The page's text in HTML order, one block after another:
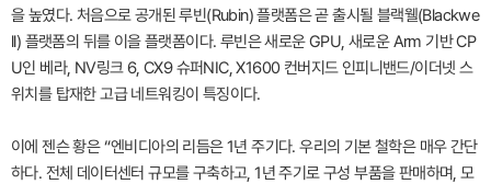
을 높였다. 처음으로 공개된 루빈(Rubin) 플랫폼은 곧 출시될 블랙웰(Blackwe
ll) 플랫폼의 뒤를 이을 플랫폼이다. 루빈은 새로운 GPU, 새로운 Arm 기반 CP
U인 베라, NV링크 6, CX9 슈퍼NIC, X1600 컨버지드 인피니밴드/이더넷 스
위치를 탑재한 고급 네트워킹이 특징이다.
이에 젠슨 황은 “엔비디아의 리듬은 1년 주기다. 우리의 기본 철학은 매우 간단
하다. 전체 데이터센터 규모를 구축하고, 1년 주기로 구성 부품을 판매하며, 모